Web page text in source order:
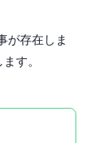
が存在しま
す。